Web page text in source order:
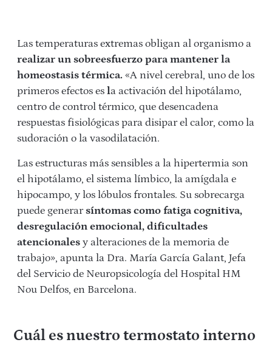
Las temperaturas extremas obligan al organismo a
realizar un sobreesfuerzo para mantener la
homeostasis térmica. «A nivel cerebral, uno de los
primeros efectos es la activación del hipotálamo,
centro de control térmico, que desencadena
respuestas fisiológicas para disipar el calor, como la
sudoración o la vasodilatación.
Las estructuras más sensibles a la hipertermia son
el hipotálamo, el sistema límbico, la amígdala e
hipocampo, y los lóbulos frontales. Su sobrecarga
puede generarsíntomas como fatiga cognitiva,
desregulación emocional, dificultades
atencionales y alteraciones de la memoria de
trabajo», apunta la Dra. María García Galant, Jefa
del Servicio de Neuropsicología del Hospital HM
Nou Delfos, en Barcelona.
Cuál es nuestro termostato interno